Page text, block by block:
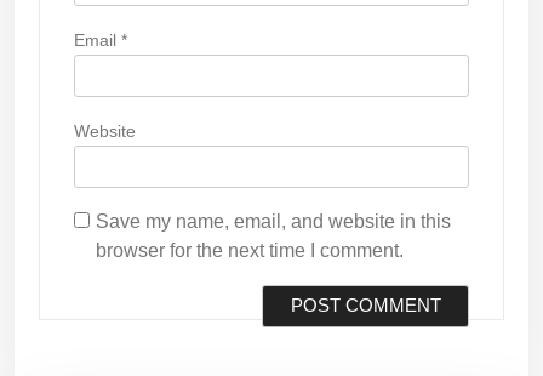
Email *
Website
Save my name, email, and website in this
browser for the next time I comment.